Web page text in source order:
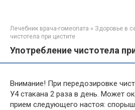
Лечебник врача-гомеопата » Здоровье в
чистотела при цистите
Употребление чистотела
Внимание! При передозировке
У4 стакана 2 раза в день. Может
прием следующего настоя: